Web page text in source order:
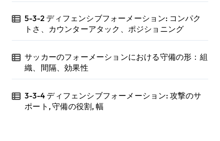
5-3-2 ディフェンシブフォーメーション: コンパク
トさ、カウンターアタック、ポジショニング
サッカーのフォーメーションにおける守備の形：組
織、間隔、効果性
3-3-4 ディフェンシブフォーメーション: 攻撃のサ
ポート, 守備の役割, 幅